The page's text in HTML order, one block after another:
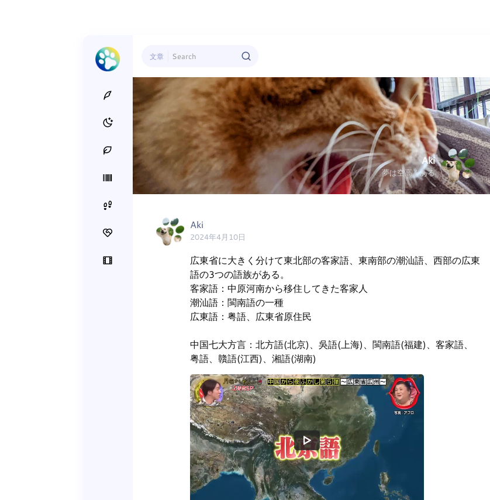
文章
Aki
夢は空高くある
Aki
2024年4月10日
広東省に大きく分けて東北部の客家語、東南部の潮汕語、西部の広東
語の3つの語族がある。
客家語：中原河南から移住してきた客家人
潮汕語：閩南語の一種
広東語：粤語、広東省原住民
中国七大方言：北方語(北京)、吳語(上海)、閩南語(福建)、客家語、
粤語、贛語(江西)、湘語(湖南)